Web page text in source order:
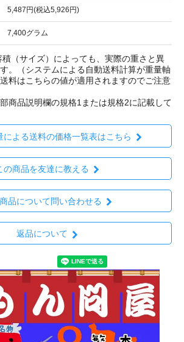
5,487円(税込5,926円)
7,400グラム
（サイズ）によっても、実際の重さと異
。（システムによる自動送料計算が重量軸
料はこちらの値が適用されますのでご注意
商品説明欄の規格1または規格2に記載して
による送料の価格一覧表はこちら
の商品を友達に教える
品について問い合わせる
返品について